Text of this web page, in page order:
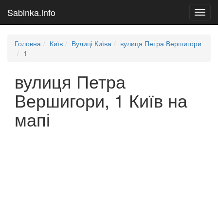
Sabinka.info
Головна Київ Вулиці Київа
вулиця Петра Вершигори
1
вулиця Петра
Вершигори, 1 Київ на
мапі